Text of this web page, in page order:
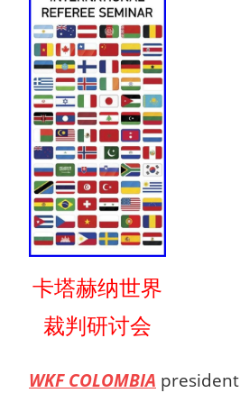
卡塔赫纳世界
裁判研讨会
WKF COLOMBIA president